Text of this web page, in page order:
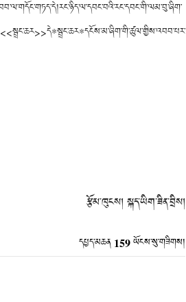
<<སྦྲང་ཆར>>དེ*སྦྲང་ཆར*དངོས་མ་ཞིག་གི་ཚུལ་གྱིས་འབབ་པར་
རྩོམ་ཁུངས། སྐད་ཡིག་ཟིན་བྲིས།
དཔྱད་མཆན 159ཡོངས་སུ་གཟིགས།